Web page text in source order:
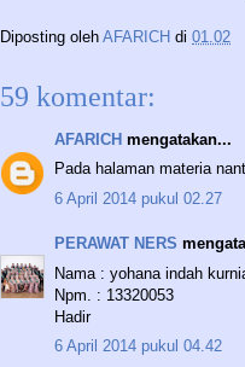
Diposting oleh AFARICH di 01.02
59 komentar:
AFARICH mengatakan...
Pada halaman materia
6 April 2014 pukul 02.27
PERAWAT NERS
Nama : yohana indah
Npm. : 13320053
Hadir
6 April 2014 pukul 04.42